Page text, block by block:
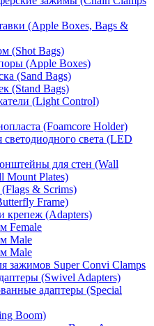
(Apple Boxes, Bags &
(Shot Bags)
(Apple Boxes)
(Sand Bags)
(Stand Bags)
(Light Control)
(Foamcore Holder)
света (LED
для стен (Wall
Mount Plates)
& Scrims)
Frame)
крепеж (Adapters)
Female
Male
Male
зажимов Super Convi Clamps
(Swivel Adapters)
адаптеры (Special
Boom)